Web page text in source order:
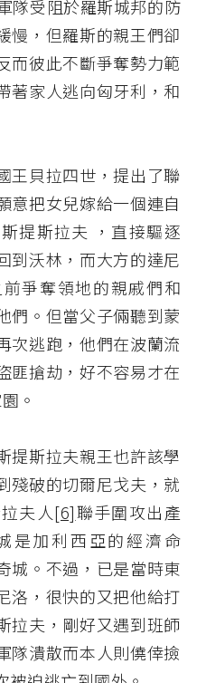
隊受阻於羅斯城邦的防
慢，但羅斯的親王們卻
而彼此不斷爭奪勢力範
著家人逃向匈牙利，和
王貝拉四世，提出了聯
意把女兒嫁給一個連自
提斯拉夫 ，直接驅逐
到沃林，而大方的達尼
爭奪領地的親戚們和
們。但當父子倆聽到蒙
次逃跑，他們在波蘭流
匪搶劫，好不容易才在
。
提斯拉夫親王也許該學
殘破的切爾尼戈夫，就
夫人[6]聯手圍攻出產
是加利西亞的經濟命
城。不過，已是當時東
洛，很快的又把他給打
拉夫，剛好又遇到班師
隊潰散而本人則僥倖撿